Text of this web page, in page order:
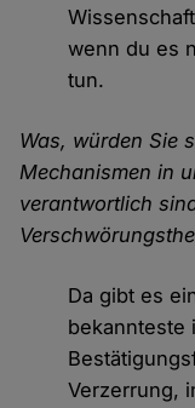
wenn du es
tun.
Was, würden Sie
Mechanismen in
verantwortlich
Da gibt es
bekannteste
Verzerrung,